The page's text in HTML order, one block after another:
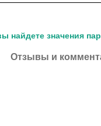
найдете значения
Отзывы и